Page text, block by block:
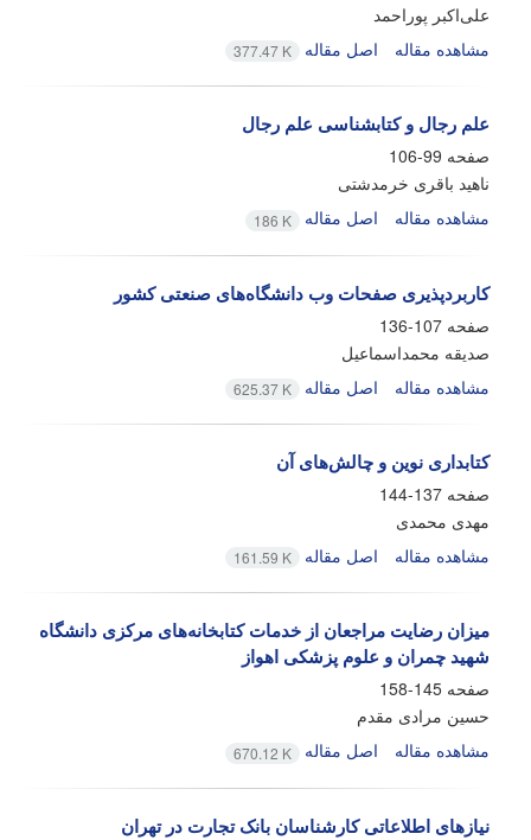
علی‌اکبر پوراحمد
مشاهده مقاله
اصل مقاله 377.47 K
علم رجال و کتابشناسی علم رجال
صفحه 99-106
ناهید باقری خرمدشتی
مشاهده مقاله
اصل مقاله 186 K
کاربردپذیری صفحات وب دانشگاه‌های صنعتی کشور
صفحه 107-136
صدیقه محمداسماعیل
مشاهده مقاله
اصل مقاله 625.37 K
کتابداری نوین و چالش‌های آن
صفحه 137-144
مهدی محمدی
مشاهده مقاله
اصل مقاله 161.59 K
میزان رضایت مراجعان از خدمات کتابخانه‌های مرکزی دانشگاه
شهید چمران و علوم پزشکی اهواز
صفحه 145-158
حسین مرادی مقدم
مشاهده مقاله
اصل مقاله 670.12 K
نیازهای اطلاعاتی کارشناسان بانک تجارت در تهران